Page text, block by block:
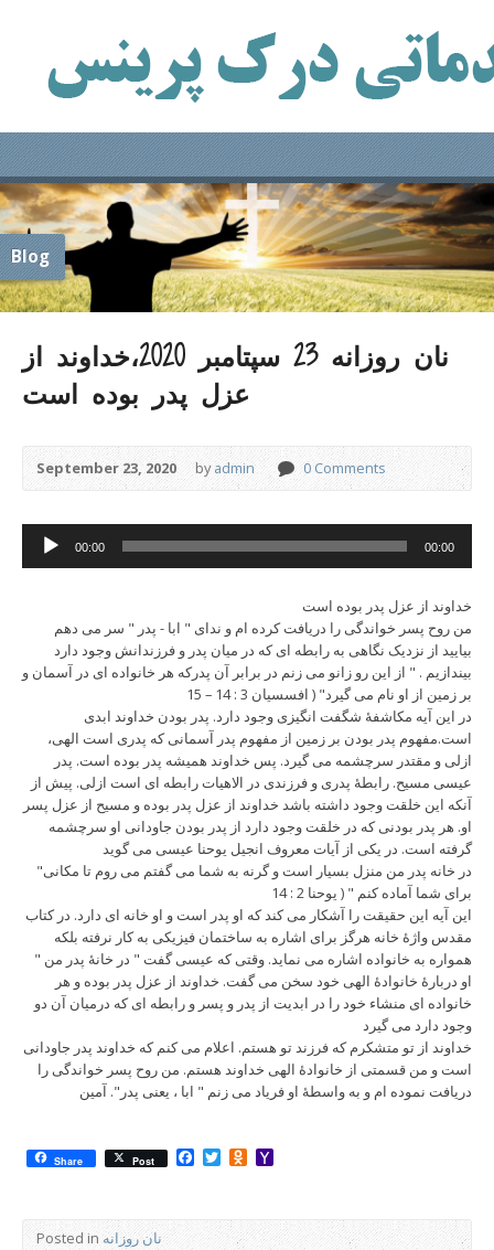
Blog
نان روزانه 23 سپتامبر 2020،خداوند از
عزل پدر بوده است
September 23, 2020 byadmin 0 Comments
Audio
Player
00:00 00:00
خداوند از عزل پدر بوده است
من روح پسر خواندگی را دریافت کرده ام و ندای " ابا - پدر " سر می دهم
بیایید از نزدیک نگاهی به رابطه ای که در میان پدر و فرزندانش وجود دارد
بیندازیم . " از این رو زانو می زنم در برابر آن پدرکه هر خانواده ای در آسمان و
بر زمین از او نام می گیرد" ( افسسیان 3 : 14 – 15
در این آیه مکاشفۀ شگفت انگیزی وجود دارد. پدر بودن خداوند ابدی
است.مفهوم پدر بودن بر زمین از مفهوم پدر آسمانی که پدری است الهی،
ازلی و مقتدر سرچشمه می گیرد. پس خداوند همیشه پدر بوده است. پدر
عیسی مسیح. رابطۀ پدری و فرزندی در الاهیات رابطه ای است ازلی. پیش از
آنکه این خلقت وجود داشته باشد خداوند از عزل پدر بوده و مسیح از عزل پسر
او. هر پدر بودنی که در خلقت وجود دارد از پدر بودن جاودانی او سرچشمه
گرفته است. در یکی از آیات معروف انجیل یوحنا عیسی می گوید
"در خانه پدر من منزل بسیار است و گرنه به شما می گفتم می روم تا مکانی
برای شما آماده کنم " ( یوحنا 2 : 14
این آیه این حقیقت را آشکار می کند که او پدر است و او خانه ای دارد. در کتاب
مقدس واژۀ خانه هرگز برای اشاره به ساختمان فیزیکی به کار نرفته بلکه
همواره به خانواده اشاره می نماید. وقتی که عیسی گفت " در خانۀ پدر من "
او دربارۀ خانوادۀ الهی خود سخن می گفت. خداوند از عزل پدر بوده و هر
خانواده ای منشاء خود را در ابدیت از پدر و پسر و رابطه ای که درمیان آن دو
وجود دارد می گیرد
خداوند از تو متشکرم که فرزند تو هستم. اعلام می کنم که خداوند پدر جاودانی
است و من قسمتی از خانوادۀ الهی خداوند هستم. من روح پسر خواندگی را
دریافت نموده ام و به واسطۀ او فریاد می زنم " ابا ، یعنی پدر". آمین
Share Post Facebook
TwitterOdnoklassniki
Posted in نان روزانه